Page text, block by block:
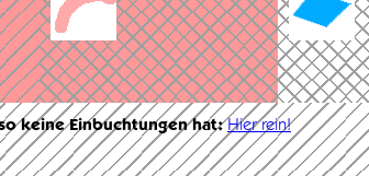
keine Einbuchtungen hat:Hier rein!